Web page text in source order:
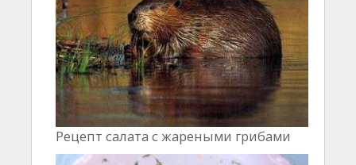
Рецепт салата с жареными грибами